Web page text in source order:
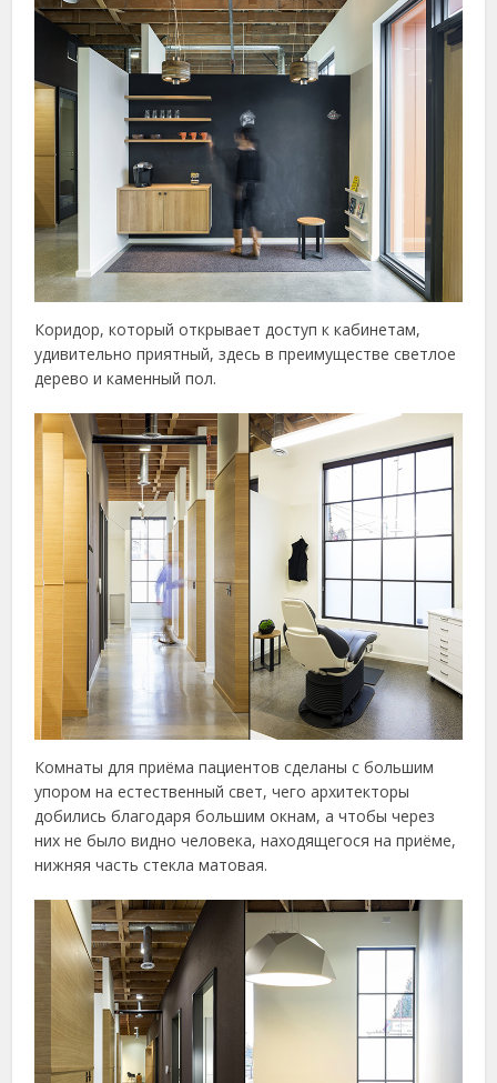
Коридор, который открывает доступ к кабинетам,
удивительно приятный, здесь в преимуществе светлое
дерево и каменный пол.
Комнаты для приёма пациентов сделаны с большим
упором на естественный свет, чего архитекторы
добились благодаря большим окнам, а чтобы через
них не было видно человека, находящегося на приёме,
нижняя часть стекла матовая.